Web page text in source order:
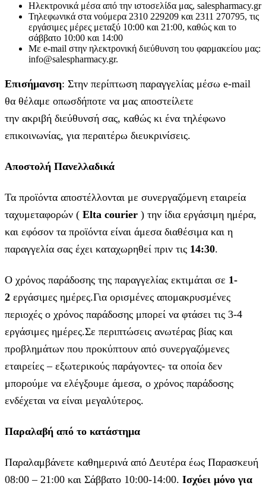
Ηλεκτρονικά μέσα από την ιστοσελίδα μας, salespharmacy.gr
Τηλεφωνικά στα νούμερα 2310 229209 και 2311 270795, τις
εργάσιμες μέρες μεταξύ 10:00 και 21:00, καθώς και το
σάββατο 10:00 και 14:00
Με e-mail στην ηλεκτρονική διεύθυνση του φαρμακείου μας:
info@salespharmacy.gr.
Επισήμανση: Στην περίπτωση παραγγελίας μέσω e-mail
θα θέλαμε οπωσδήποτε να μας αποστείλετε
την ακριβή διεύθυνσή σας, καθώς κι ένα τηλέφωνο
επικοινωνίας, για περαιτέρω διευκρινίσεις.
Αποστολή Πανελλαδικά
Τα προϊόντα αποστέλλονται με συνεργαζόμενη εταιρεία
ταχυμεταφορών ( Elta courier ) την ίδια εργάσιμη ημέρα,
και εφόσον τα προϊόντα είναι άμεσα διαθέσιμα και η
παραγγελία σας έχει καταχωρηθεί πριν τις 14:30.
Ο χρόνος παράδοσης της παραγγελίας εκτιμάται σε 1-
2 εργάσιμες ημέρες.Για ορισμένες απομακρυσμένες
περιοχές ο χρόνος παράδοσης μπορεί να φτάσει τις 3-4
εργάσιμες ημέρες.Σε περιπτώσεις ανωτέρας βίας και
προβλημάτων που προκύπτουν από συνεργαζόμενες
εταιρείες – εξωτερικούς παράγοντες- τα οποία δεν
μπορούμε να ελέγξουμε άμεσα, ο χρόνος παράδοσης
ενδέχεται να είναι μεγαλύτερος.
Παραλαβή από το κατάστημα
Παραλαμβάνετε καθημερινά από Δευτέρα έως Παρασκευή
08:00 – 21:00 και Σάββατο 10:00-14:00. Ισχύει μόνο για